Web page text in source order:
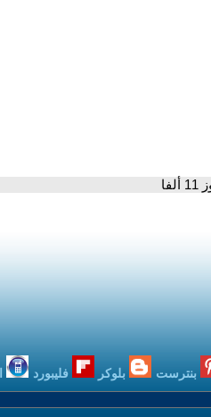
بنترست بلوكر فليبورد